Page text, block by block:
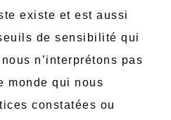
existe et est aussi
de sensibilité qui
n’interprétons pas
monde qui nous
constatées ou